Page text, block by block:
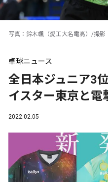
写真：鈴木颯（愛工大名電高）/撮影
卓球ニュース
全日本ジュニア3
イスター東京と電
2022.02.05